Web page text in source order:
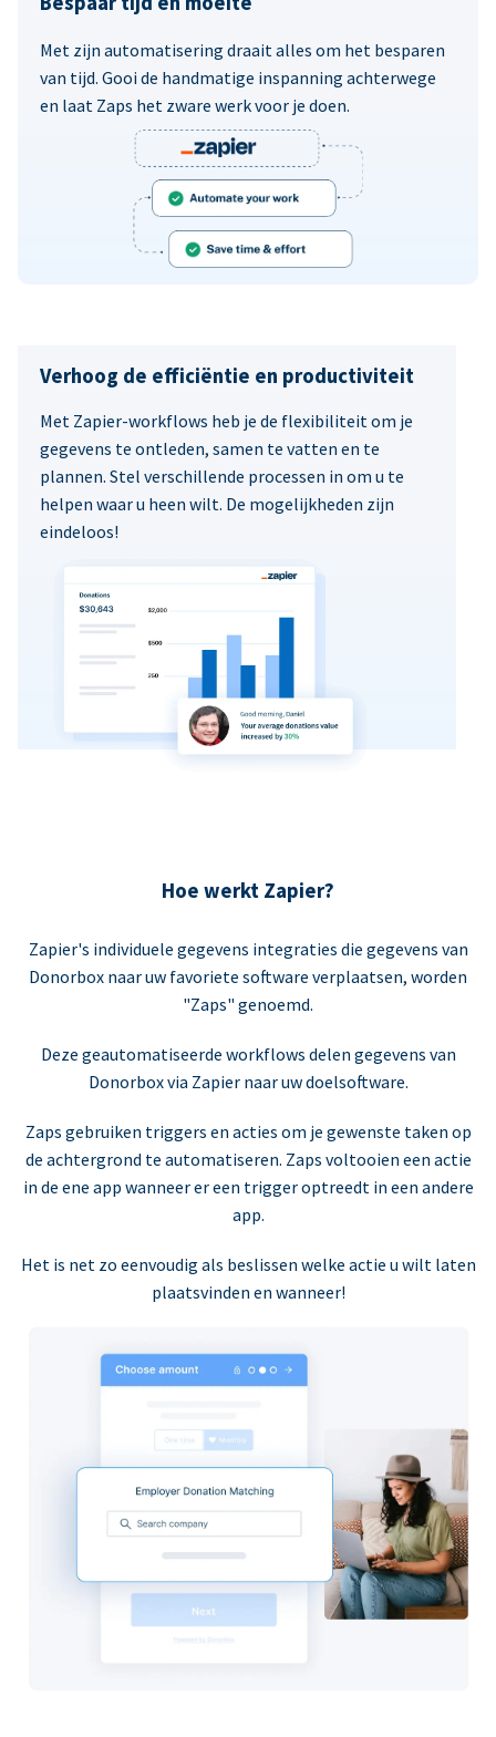
Met zijn automatisering draait alles om het besparen
van tijd. Gooi de handmatige inspanning achterwege
en laat Zaps het zware werk voor je doen.
Verhoog de efficiëntie en productiviteit
Met Zapier-workflows heb je de flexibiliteit om je
gegevens te ontleden, samen te vatten en te
plannen. Stel verschillende processen in om u te
helpen waar u heen wilt. De mogelijkheden zijn
eindeloos!
Hoe werkt Zapier?
Zapier's individuele gegevens integraties die gegevens van
Donorbox naar uw favoriete software verplaatsen, worden
"Zaps" genoemd.
Deze geautomatiseerde workflows delen gegevens van
Donorbox via Zapier naar uw doelsoftware.
Zaps gebruiken triggers en acties om je gewenste taken op
de achtergrond te automatiseren. Zaps voltooien een actie
in de ene app wanneer er een trigger optreedt in een andere
app.
Het is net zo eenvoudig als beslissen welke actie u wilt laten
plaatsvinden en wanneer!